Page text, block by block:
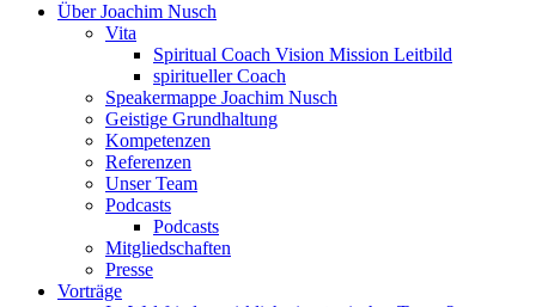
Über Joachim Nusch
Vita
Spiritual Coach Vision Mission Leitbild
spiritueller Coach
Speakermappe Joachim Nusch
Geistige Grundhaltung
Kompetenzen
Referenzen
Unser Team
Podcasts
Podcasts
Mitgliedschaften
Presse
Vorträge